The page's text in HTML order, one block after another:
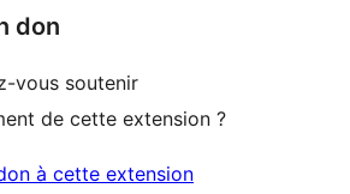
don
vous soutenir
de cette extension ?
à cette extension